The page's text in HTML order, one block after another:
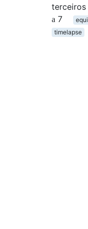
terceiros
7
timelapse